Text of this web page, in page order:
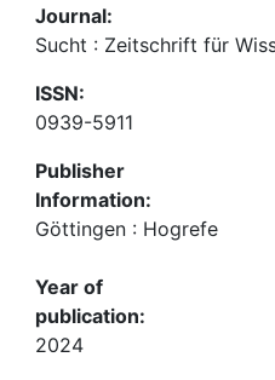
Journal:
Sucht : Zeitschrift für
ISSN:
0939-5911
Publisher
Information:
Göttingen : Hogrefe
Year of
publication:
2024